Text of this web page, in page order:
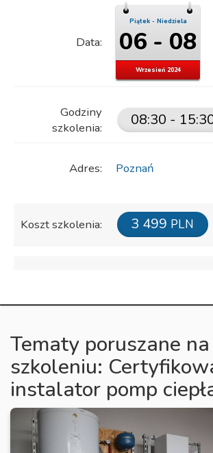
Data:
Piątek - Niedziela
06 - 08
Wrzesień 2024
Godziny
szkolenia:
08:30 -
Adres: Poznań
Koszt szkolenia: 3 499 PLN
Tematy poruszane na
szkoleniu:
instalator pomp